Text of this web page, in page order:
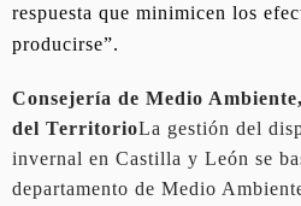
respuesta que minimicen los
producirse”.
Consejería de Medio
del TerritorioLa gestión del
invernal en Castilla y León se
departamento de Medio